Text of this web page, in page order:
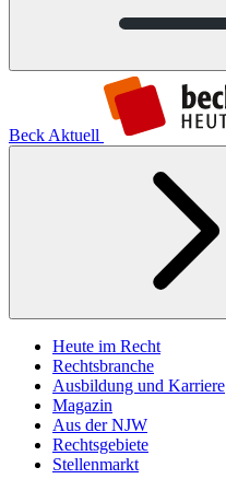
Beck Aktuell
Heute im Recht
Rechtsbranche
Ausbildung und Karriere
Magazin
Aus der NJW
Rechtsgebiete
Stellenmarkt